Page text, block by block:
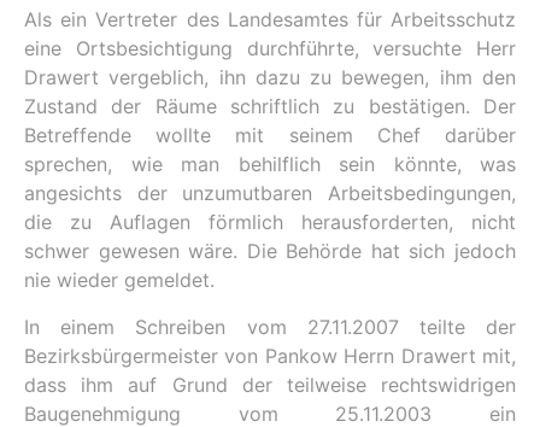
Als ein Vertreter des Landesamtes für Arbeitsschutz
eine Ortsbesichtigung durchführte, versuchte Herr
Drawert vergeblich, ihn dazu zu bewegen, ihm den
Zustand der Räume schriftlich zu bestätigen. Der
Betreffende wollte mit seinem Chef darüber
sprechen, wie man behilflich sein könnte, was
angesichts der unzumutbaren Arbeitsbedingungen,
die zu Auflagen förmlich herausforderten, nicht
schwer gewesen wäre. Die Behörde hat sich jedoch
nie wieder gemeldet.
In einem Schreiben vom 27.11.2007 teilte der
Bezirksbürgermeister von Pankow Herrn Drawert mit,
dass ihm auf Grund der teilweise rechtswidrigen
Baugenehmigung vom 25.11.2003 ein